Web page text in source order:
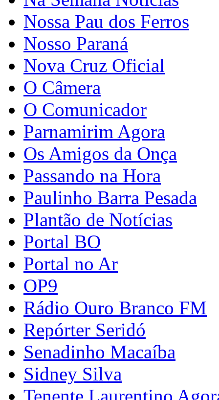
Nossa Pau dos Ferros
Nosso Paraná
Nova Cruz Oficial
O Câmera
O Comunicador
Parnamirim Agora
Os Amigos da Onça
Passando na Hora
Paulinho Barra Pesada
Plantão de Notícias
Portal BO
Portal no Ar
OP9
Rádio Ouro Branco FM
Repórter Seridó
Senadinho Macaíba
Sidney Silva